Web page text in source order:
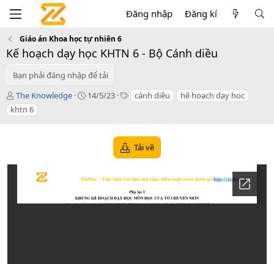
Đăng nhập Đăng kí
Giáo án Khoa học tự nhiên 6
Kế hoạch dạy học KHTN 6 - Bộ Cánh diều
Bạn phải đăng nhập để tải
T
á
c
The Knowledge
C
d
t
14/5/23
T cánh diều
hế hoạch dạy hoc
khtn 6
Tải về